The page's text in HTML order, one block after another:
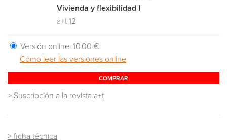
Vivienda y flexibilidad I
a+t 12
Versión online: 10.00 €
Cómo leer las versiones online
COMPRAR
> Suscripción a la revista a+t
> ficha técnica